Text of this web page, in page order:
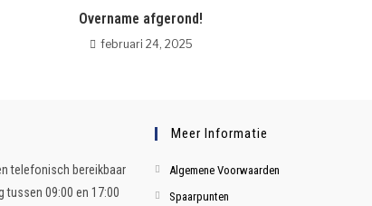
Overname afgerond!
februari 24, 2025
telefonisch bereikbaar
tussen 09:00 en 17:00
Meer Informatie
Algemene Voorwaarden
Spaarpunten